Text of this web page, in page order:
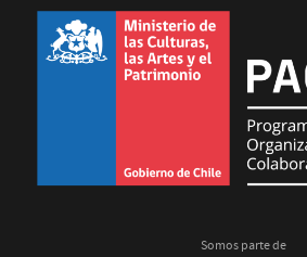
Somos parte de